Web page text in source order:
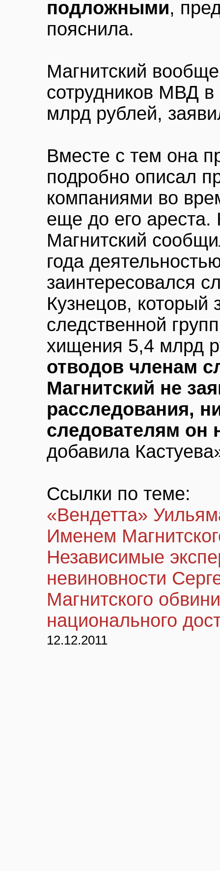
подложными,
пояснила.
Магнитский
сотрудников МВД
млрд рублей,
Вместе с тем она
подробно описал
компаниями во
еще до его ареста.
Магнитский
года
заинтересовался
Кузнецов, который
следственной
хищения 5,4 млрд
отводов членам
Магнитский не
расследования,
следователям он
добавила
Ссылки по теме:
«Вендетта»
Именем
Независимые
невиновности
Магнитского
национального
12.12.2011